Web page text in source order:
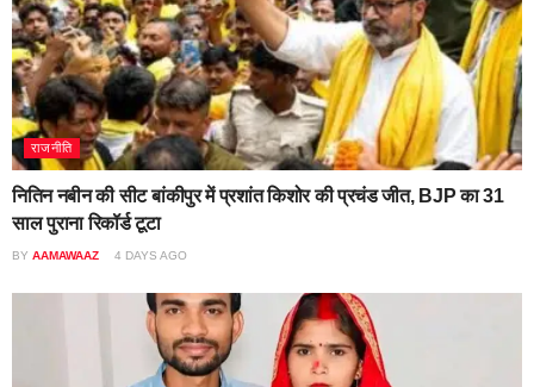
राजनीति
नितिन नबीन की सीट बांकीपुर में प्रशांत किशोर की प्रचंड जीत, BJP का 31
साल पुराना रिकॉर्ड टूटा
BY AAMAWAAZ 4 DAYS AGO